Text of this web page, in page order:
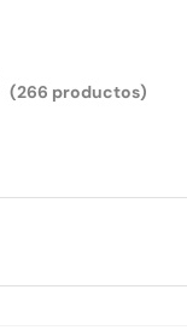
(266 productos)